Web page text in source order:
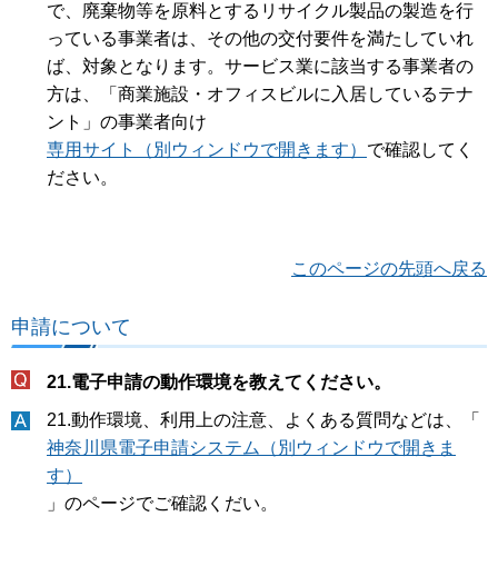
で、廃棄物等を原料とするリサイクル製品の製造を行
っている事業者は、その他の交付要件を満たしていれ
ば、対象となります。サービス業に該当する事業者の
方は、「商業施設・オフィスビルに入居しているテナ
ント」の事業者向け
専用サイト（別ウィンドウで開きます） で確認してく
ださい。
このページの先頭へ戻る
申請について
21.電子申請の動作環境を教えてください。
21.動作環境、利用上の注意、よくある質問などは、「
神奈川県電子申請システム（別ウィンドウで開きま
す）
」のページでご確認くだい。